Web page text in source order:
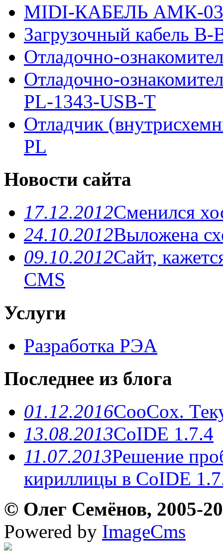
MIDI-КАБЕЛЬ АМК-03
Загрузочный кабель B-
Отладочно-
Отладочно-
PL-1343-USB-T
Отладчик
PL
Новости сайта
17.12.2012Сменился
24.10.2012Выложена
09.10.2012Сайт,
CMS
Услуги
Разработка РЭА
Последнее из блога
01.12.2016CooCox.
13.08.2013CoIDE 1.7.4
11.07.2013Решение
кириллицы в CoIDE
© Олег Семёнов, 2005-
Powered by ImageCms